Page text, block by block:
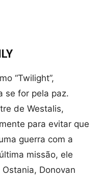
“Twilight”,
se for pela paz.
de Westalis,
para evitar que
guerra com a
missão, ele
Donovan